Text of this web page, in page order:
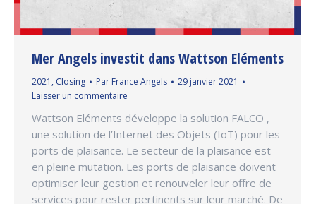
Mer Angels investit dans Wattson Eléments
2021 , Closing Par France Angels
29 janvier 2021
Laisser un commentaire
Wattson Eléments développe la solution FALCO ,
une solution de l’Internet des Objets (IoT) pour les
ports de plaisance. Le secteur de la plaisance est
en pleine mutation. Les ports de plaisance doivent
optimiser leur gestion et renouveler leur offre de
services pour rester pertinents sur leur marché. De